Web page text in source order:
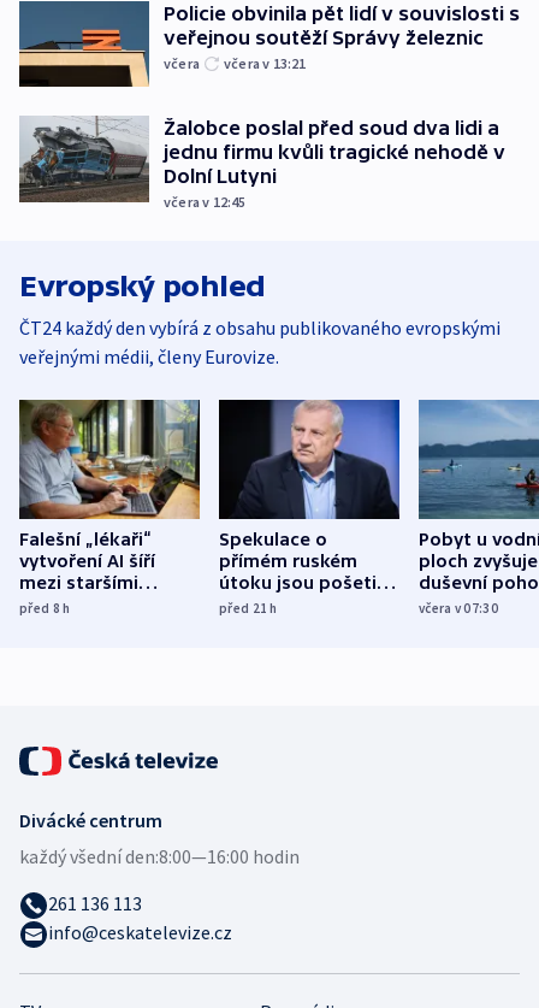
Policie obvinila pět lidí v souvislosti s
veřejnou soutěží Správy železnic
včera včera v 13:21
Žalobce poslal před soud dva lidi a
jednu firmu kvůli tragické nehodě v
Dolní Lutyni
včera v 12:45
Evropský pohled
ČT24 každý den vybírá z obsahu publikovaného evropskými
veřejnými médii, členy Eurovize.
Falešní „lékaři“
vytvoření AI šíří
mezi staršími
Poláky nebezpečné
před 8h
Spekulace o
přímém ruském
útoku jsou pošetilé,
míní estonský
před 21h
Pobyt u
ploch zvyšuje
duševní
ukázala
včera v 07:30
Divácké centrum
každý všední den:8:00—16:00 hodin
261 136 113
info@ceskatelevize.cz